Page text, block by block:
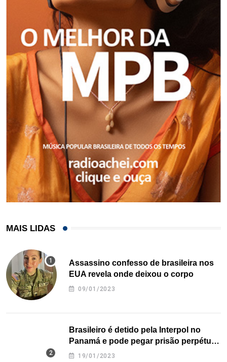
MAIS LIDAS
Assassino confesso de brasileira nos
EUA revela onde deixou o corpo
09/01/2023
Brasileiro é detido pela Interpol no
Panamá e pode pegar prisão perpétua
nos EUA
19/01/2023